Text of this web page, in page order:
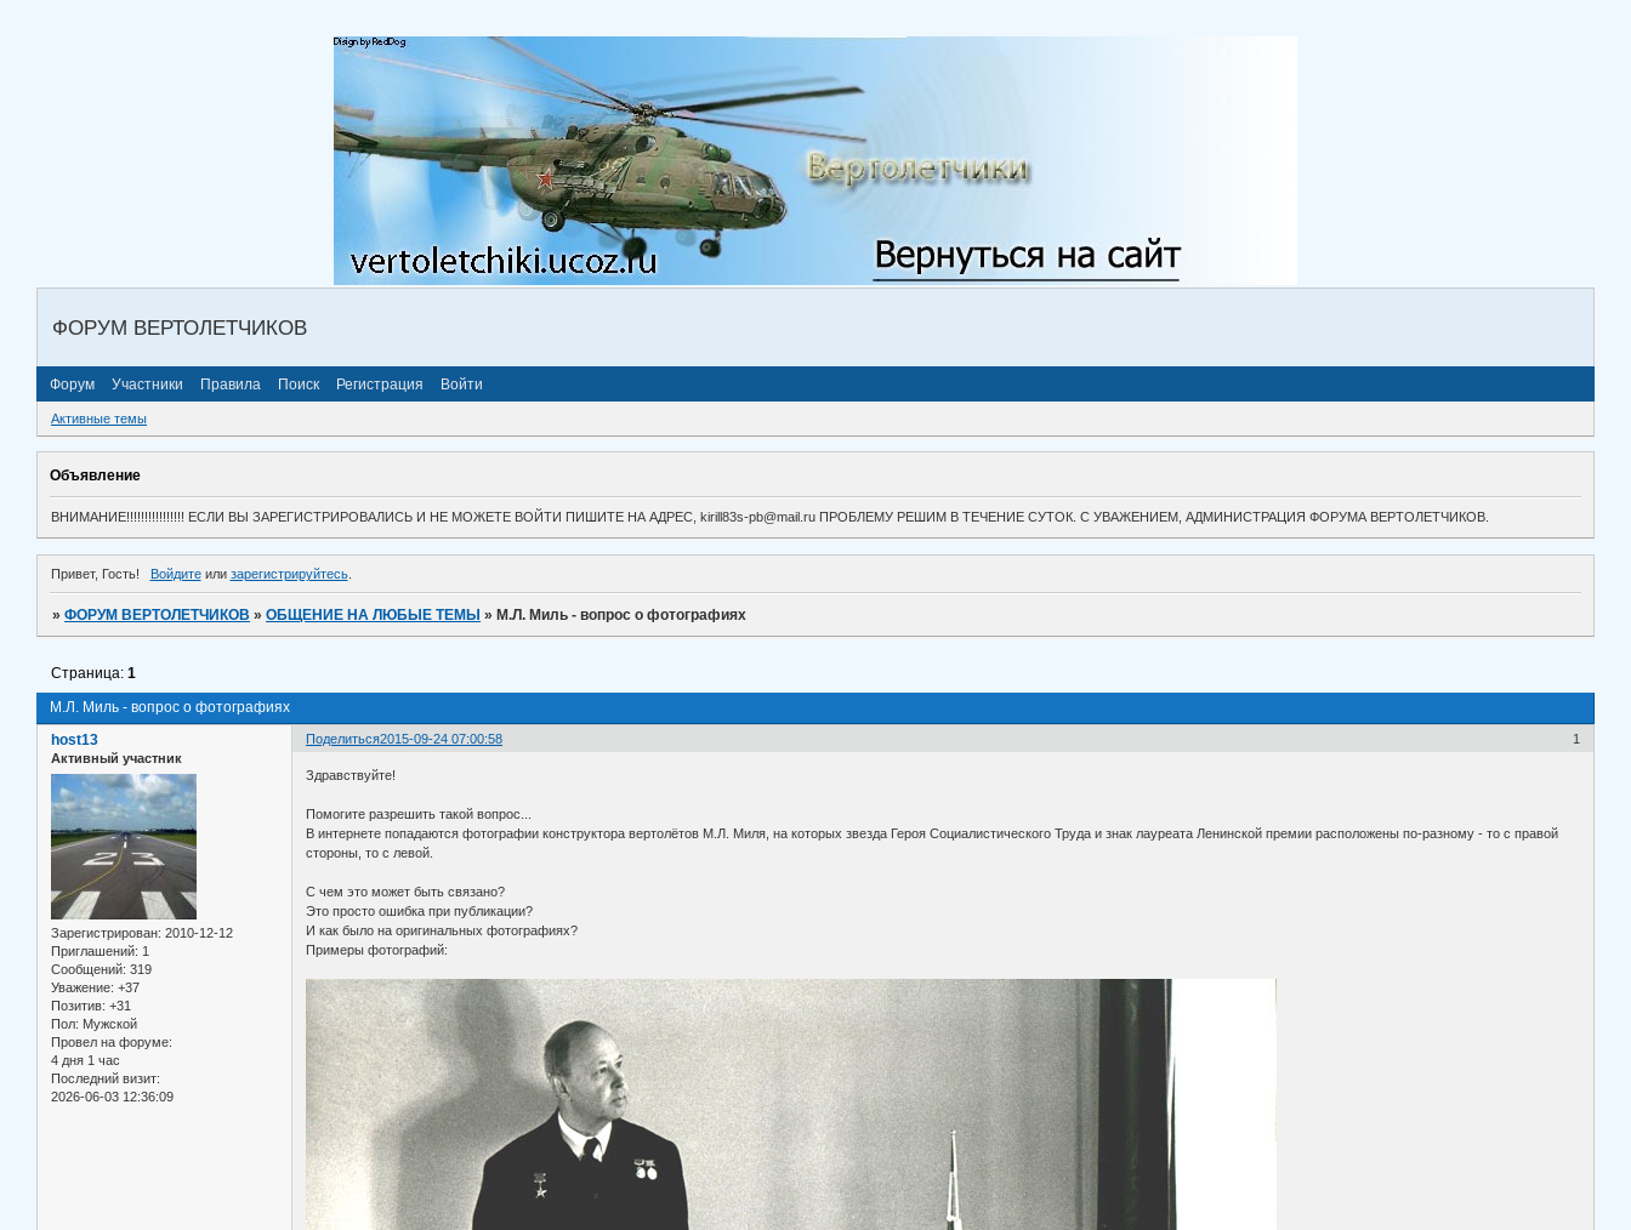
ФОРУМ ВЕРТОЛЕТЧИКОВ
Форум Участники Правила Поиск Регистрация Войти
Активные темы
Объявление
ВНИМАНИЕ!!!!!!!!!!!!!!!! ЕСЛИ ВЫ ЗАРЕГИСТРИРОВАЛИСЬ И НЕ МОЖЕТЕ ВОЙТИ ПИШИТЕ НА АДРЕС, kirill83s-pb@mail.ru ПРОБЛЕМУ РЕШИМ В ТЕЧЕНИЕ СУТОК. С УВАЖЕНИЕМ, АДМИНИСТРАЦИЯ ФОРУМА ВЕРТОЛЕТЧИКОВ.
Привет, Гость! Войдитеили зарегистрируйтесь.
»ФОРУМ ВЕРТОЛЕТЧИКОВ »ОБЩЕНИЕ НА ЛЮБЫЕ ТЕМЫ » М.Л. Миль - вопрос о фотографиях
М.Л. Миль - вопрос о фотографиях
Страница:1
Поделиться 1
2015-09-24 07:00:58
host13
Активный участник
Зарегистрирован: 2010-12-12
Приглашений: 1
Сообщений: 319
Уважение: +37
Позитив: +31
Пол: Мужской
Провел на форуме:
4 дня 1 час
Последний визит:
2026-06-03 12:36:09
Здравствуйте!
Помогите разрешить такой вопрос...
В интернете попадаются фотографии конструктора вертолётов М.Л. Миля, на которых звезда Героя Социалистического Труда и знак лауреата Ленинской премии расположены по-разному - то с правой
стороны, то с левой.
С чем это может быть связано?
Это просто ошибка при публикации?
И как было на оригинальных фотографиях?
Примеры фотографий: